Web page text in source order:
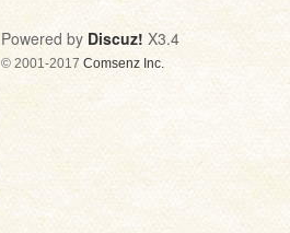
之
Powered by Discuz! X3.4
© 2001-2017 Comsenz Inc.